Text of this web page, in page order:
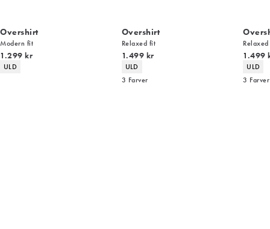
Overshirt
Modern fit
I alt (inkl. rabat)
1.299 kr
Produkt egenskaber
ULD
Overshirt
Relaxed fit
I alt (inkl. rabat)
1.499 kr
Produkt egenskaber
ULD
3 Farver
I alt
1.499
ULD
3 Farver